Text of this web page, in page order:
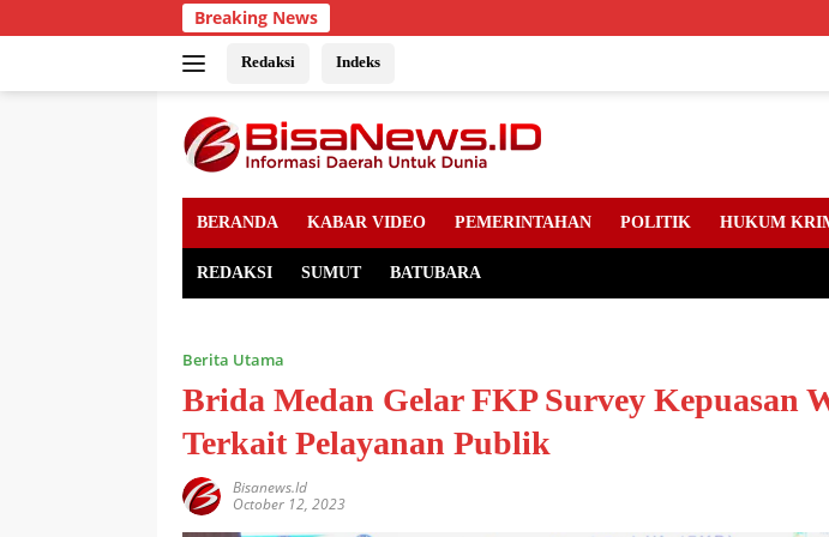
to
Breaking News
Redaksi Indeks
BERANDA KABAR VIDEO PEMERINTAHAN POLITIK HUKUM
REDAKSI SUMUT BATUBARA
Berita Utama
Brida Medan Gelar FKP Survey Kepuasan
Terkait Pelayanan Publik
Bisanews.id
October 12, 2023